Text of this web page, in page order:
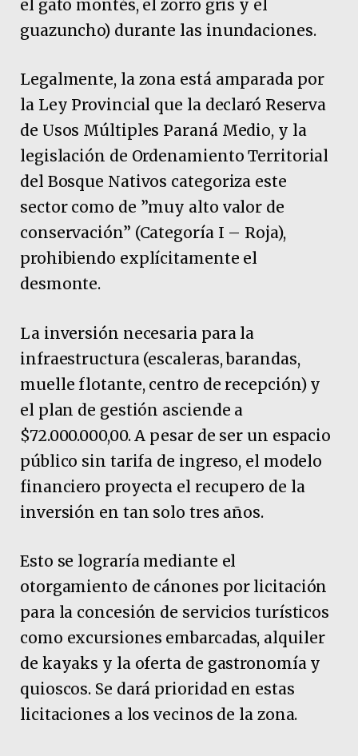
el gato montés, el zorro gris y el
guazuncho) durante las inundaciones.
Legalmente, la zona está amparada por
la Ley Provincial que la declaró Reserva
de Usos Múltiples Paraná Medio, y la
legislación de Ordenamiento Territorial
del Bosque Nativos categoriza este
sector como de ”muy alto valor de
conservación” (Categoría I – Roja),
prohibiendo explícitamente el
desmonte.
La inversión necesaria para la
infraestructura (escaleras, barandas,
muelle flotante, centro de recepción) y
el plan de gestión asciende a
$72.000.000,00. A pesar de ser un espacio
público sin tarifa de ingreso, el modelo
financiero proyecta el recupero de la
inversión en tan solo tres años.
Esto se lograría mediante el
otorgamiento de cánones por licitación
para la concesión de servicios turísticos
como excursiones embarcadas, alquiler
de kayaks y la oferta de gastronomía y
quioscos. Se dará prioridad en estas
licitaciones a los vecinos de la zona.